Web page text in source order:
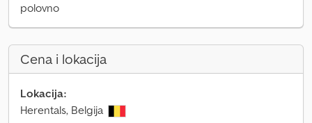
polovno
Cena i lokacija
Lokacija:
Herentals, Belgija